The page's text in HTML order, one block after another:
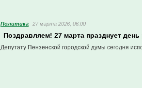
Политика 27 марта 2026, 06:00
Поздравляем! 27 марта празднует
Депутату Пензенской городской думы сегодня